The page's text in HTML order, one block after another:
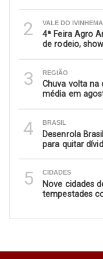
2 VALE DO IVINHEMA
4ª Feira Agro
de rodeio,
3 REGIÃO
Chuva volta na
média em
4 BRASIL
Desenrola
para quitar
5 CIDADES
Nove cidades
tempestades